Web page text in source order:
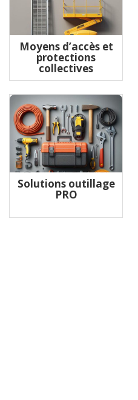
Moyens d’accès et
protections
collectives
Solutions outillage
PRO